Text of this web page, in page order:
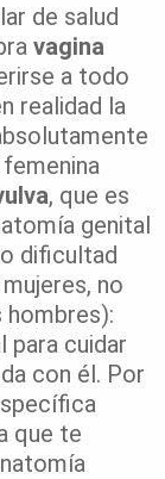
de salud
vagina
a todo
realidad la
, que es
genital
dificultad
no
hombres):
para cuidar
con él. Por
que te